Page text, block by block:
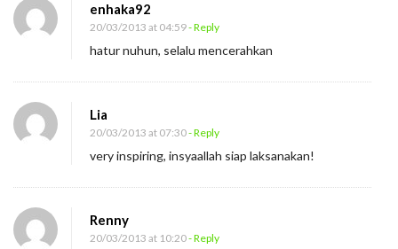
enhaka92
20/03/2013 at 04:59- Reply
hatur nuhun, selalu mencerahkan
Lia
20/03/2013 at 07:30- Reply
very inspiring, insyaallah siap laksanakan!
Renny
20/03/2013 at 10:20- Reply